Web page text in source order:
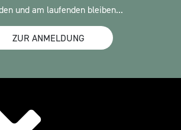
und am laufenden bleiben...
ZUR ANMELDUNG